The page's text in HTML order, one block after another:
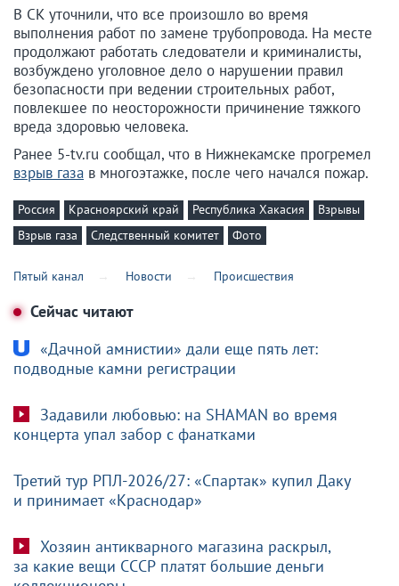
В СК уточнили, что все произошло во время
выполнения работ по замене трубопровода. На месте
продолжают работать следователи и криминалисты,
возбуждено уголовное дело о нарушении правил
безопасности при ведении строительных работ,
повлекшее по неосторожности причинение тяжкого
вреда здоровью человека.
Ранее 5-tv.ru сообщал, что в Нижнекамске прогремел
взрыв газа в многоэтажке, после чего начался пожар.
Россия Красноярский край Республика Хакасия
Взрывы
Взрыв газа
Следственный комитет Фото
Пятый канал Новости Происшествия
Сейчас читают
«Дачной амнистии» дали еще пять лет:
подводные камни регистрации
Задавили любовью: на SHAMAN во время
концерта упал забор с фанатками
Третий тур РПЛ-2026/27: «Спартак» купил Даку
и принимает «Краснодар»
Хозяин антикварного магазина раскрыл,
за какие вещи СССР платят большие деньги